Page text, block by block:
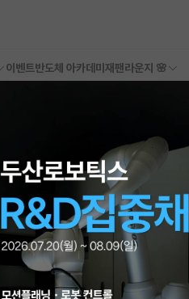
이벤트반도체 아카데미 재팬라운지 🌸
을 듣고 싶습니다.